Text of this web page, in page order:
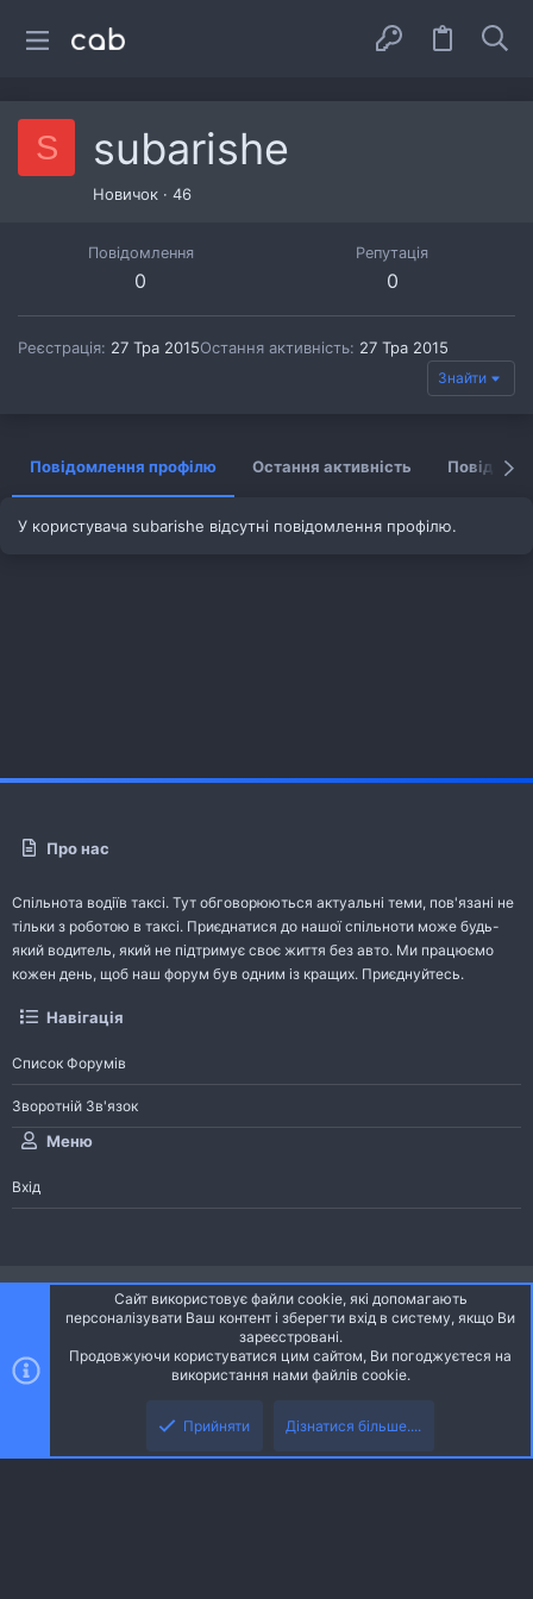
S subarishe
Новичок · 46
Повідомлення
0
Репутація
0
Реєстрація 27 Тра 2015Остання активність 27 Тра 2015
Знайти
Повідомлення профілю Остання активність
У користувача subarishe відсутні повідомлення профілю.
Про нас
Спільнота водіїв таксі. Тут обговорюються актуальні теми, пов'язані не
тільки з роботою в таксі. Приєднатися до нашої спільноти може будь-
який водитель, який не підтримує своє життя без авто. Ми працюємо
кожен день, щоб наш форум був одним із кращих. Приєднуйтесь.
Навігація
Список Форумів
Зворотній Зв'язок
Меню
Вхід
Ніч
Українська (UA)
S
Community platform by XenForo® © 2010-2026 XenForo Ltd.
Community platform by XenForo © 2010-2022 XenForo Ltd. | dev: Pages
Сайт використовує файли cookie, які допомагають
персоналізувати Ваш контент і зберегти вхід в систему, якщо Ви
зареєстровані.
Продовжуючи користуватися цим сайтом, Ви погоджуєтеся на
використання нами файлів cookie.
Прийняти Дізнатися більше....